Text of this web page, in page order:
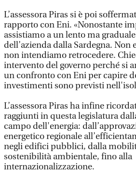
L’assessora Piras si è poi
rapporto con Eni. «Nonostante
assistiamo a un lento ma
dell’azienda dalla Sardegna. Non
non intendiamo retrocedere.
intervento del governo perché si
un confronto con Eni per capire
investimenti sono previsti
L’assessora Piras ha infine
raggiunti in questa legislatura
campo dell'energia:
energetico regionale
negli edifici pubblici, dalla
sostenibilità ambientale, fino alla
internazionalizzazione.